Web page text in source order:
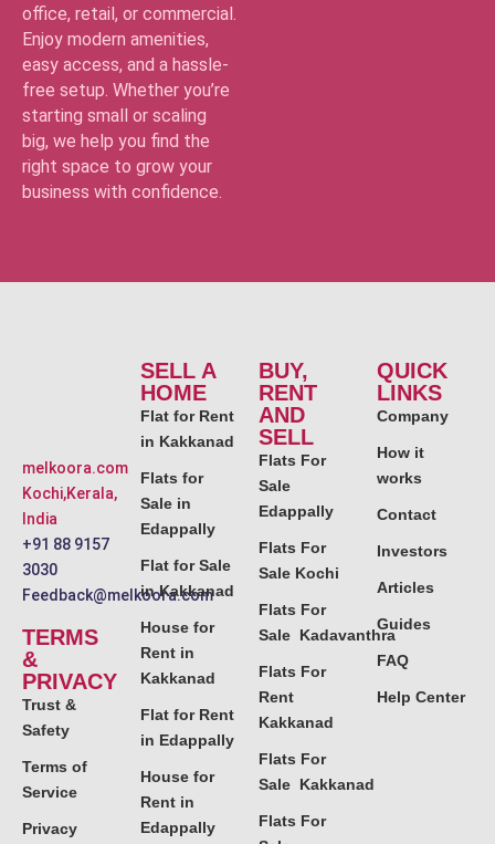
office, retail, or commercial.
Enjoy modern amenities,
easy access, and a hassle-
free setup. Whether you’re
starting small or scaling
big, we help you find the
right space to grow your
business with confidence.
melkoora.com
Kochi,Kerala,
India
+91 88 9157
3030
Feedback@melkoora.com
TERMS
&
PRIVACY
Trust &
Safety
Terms of
Service
Privacy
SELL A
HOME
Flat for Rent
in Kakkanad
Flats for
Sale in
Edappally
Flat for Sale
in Kakkanad
House for
Rent in
Kakkanad
Flat for Rent
in Edappally
House for
Rent in
Edappally
BUY,
RENT
AND
SELL
Flats For
Sale
Edappally
Flats For
Sale Kochi
Flats For
Sale Kadavanthra
Flats For
Rent
Kakkanad
Flats For
Sale Kakkanad
Flats For
QUICK
LINKS
Company
How it
works
Contact
Investors
Articles
Guides
FAQ
Help Center